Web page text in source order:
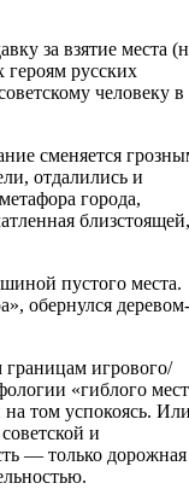
за взятие места
русских
человеку в
сменяется
отдалились и
города,
близстоящей,
пустого места.
обернулся деревом-
игрового/
«гиблого
том успокоясь. Или
и
— только дорожная